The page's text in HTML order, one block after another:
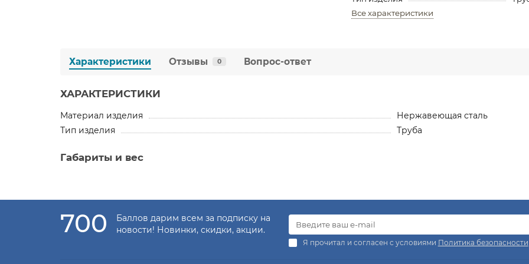
Все характеристики
Характеристики Отзывы 0 Вопрос-ответ
ХАРАКТЕРИСТИКИ
Материал изделия
Нержавеющая сталь
Тип изделия
Труба
Габариты и вес
700
Баллов дарим всем за подписку на
новости! Новинки, скидки, акции.
Я прочитал и согласен с условиями Политика безопасности